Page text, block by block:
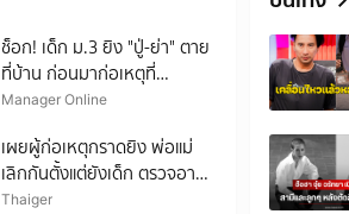
ช็อก! เด็ก ม.3 ยิง "ปู่-ย่า" ตาย
ที่บ้าน ก่อนมาก่อเหตุที่
รร.เทพศิรินทร์ นนทบุรี
Manager Online
เผยผู้ก่อเหตุกราดยิง พ่อแม่
เลิกกันตั้งแต่ยังเด็ก ตรวจอาวุธ
ปืนมีทะเบียน เป็นของปู่
Thaiger